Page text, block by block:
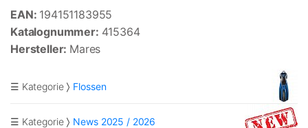
EAN: 194151183955
Katalognummer: 415364
Hersteller: Mares
☰ Kategorie Flossen
☰ Kategorie News 2025 / 2026